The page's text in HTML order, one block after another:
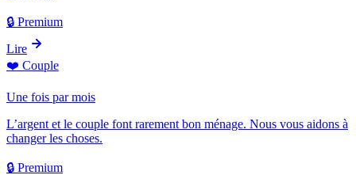
🔒 Premium
Lire
❤️ Couple
Une fois par mois
L’argent et le couple font rarement bon ménage. Nous vous aidons à
changer les choses.
🔒 Premium